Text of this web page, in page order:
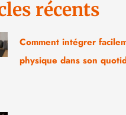
récents
Comment intégrer
physique dans son